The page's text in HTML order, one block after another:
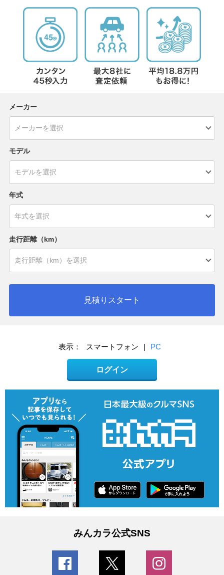
メーカー
モデル
年式
走行距離（km）
見積りスタート
表示： スマートフォン | PC
ログイン
みんカラ公式SNS